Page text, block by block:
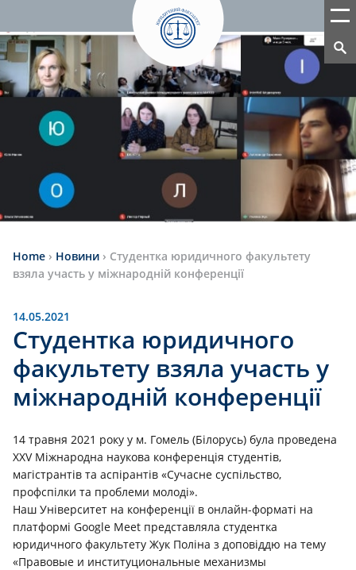
Home › Новини › Студентка юридичного факультету
взяла участь у міжнародній конференції
14.05.2021
Студентка юридичного
факультету взяла участь у
міжнародній конференції
14 травня 2021 року у м. Гомель (Білорусь) була проведена
XXV Міжнародна наукова конференція студентів,
магістрантів та аспірантів «Сучасне суспільство,
профспілки та проблеми молоді».
Наш Університет на конференції в онлайн-форматі на
платформі Google Meet представляла студентка
юридичного факультету Жук Поліна з доповіддю на тему
«Правовые и институциональные механизмы